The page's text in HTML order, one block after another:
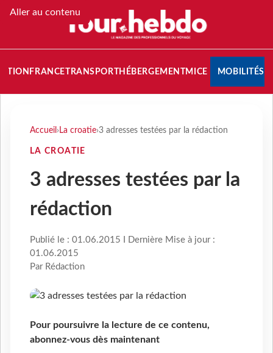
Aller au contenu
FRANCETRANSPORT HÉBERGEMENTMICE MOBILITÉS
Accueil › La croatie›3 adresses testées par la rédaction
LA CROATIE
3 adresses testées par la
rédaction
Publié le : 01.06.2015 I Dernière Mise à jour :
01.06.2015
Par Rédaction
Pour poursuivre la lecture de ce contenu,
abonnez-vous dès maintenant